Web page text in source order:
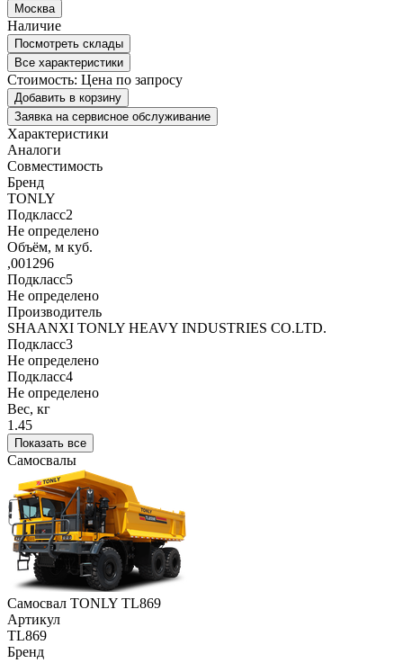
Москва
Наличие
Посмотреть склады
Все характеристики
Стоимость: Цена по запросу
Добавить в корзину
Заявка на сервисное обслуживание
Характеристики
Аналоги
Совместимость
Бренд
TONLY
Подкласс2
Не определено
Объём, м куб.
,001296
Подкласс5
Не определено
Производитель
SHAANXI TONLY HEAVY INDUSTRIES CO.LTD.
Подкласс3
Не определено
Подкласс4
Не определено
Вес, кг
1.45
Показать все
Самосвалы
Самосвал TONLY TL869
Артикул
TL869
Бренд